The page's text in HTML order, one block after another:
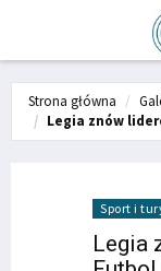
Strona główna
Legia znów
Sport i
Legia